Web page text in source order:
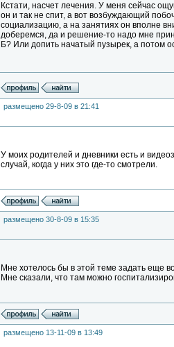
Кстати, насчет лечения. У меня сейчас
он и так не спит, а вот возбуждающий
социализацию, а на занятиях он вполне
доберемся, да и решение-то надо мне
Б? Или допить начатый пузырек, а потом
размещено 29-8-09 в 21:41
У моих родителей и дневники есть и
случай, когда у них это где-то смотрели.
размещено 30-8-09 в 15:35
Мне хотелось бы в этой теме задать еще
Мне сказали, что там можно
размещено 13-11-09 в 13:49